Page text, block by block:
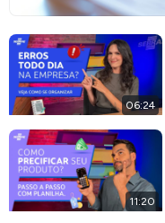
06:24
11:20